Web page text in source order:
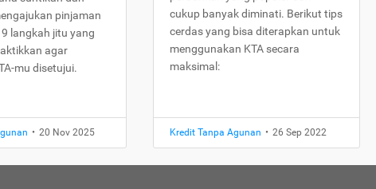
pinjaman
9 langkah jitu yang
agar
mu disetujui.
• 20 Nov 2025
cukup banyak diminati. Berikut tips
cerdas yang bisa diterapkan untuk
menggunakan KTA secara
maksimal:
Kredit Tanpa Agunan • 26 Sep 2022